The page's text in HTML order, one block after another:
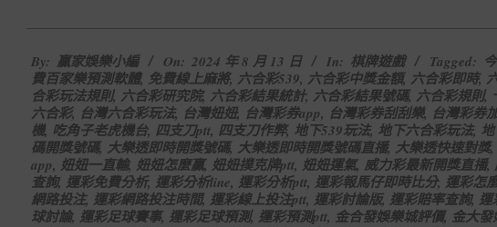
08-
13
By: 贏家娛樂小編 On: 2024 年 8 月 13 日 In: 棋牌遊戲 Tagged:
費百家樂預測軟體, 免費線上麻將, 六合彩539, 六合彩中獎金額, 六合彩即時,
合彩玩法規則, 六合彩研究院, 六合彩結果統計, 六合彩結果號碼, 六合彩規則,
六合彩, 台灣六合彩玩法, 台灣妞妞, 台灣彩券app, 台灣彩券刮刮樂, 台灣彩券
機, 吃角子老虎機台, 四支刀ptt, 四支刀作弊, 地下539玩法, 地下六合彩玩法,
碼開獎號碼, 大樂透即時開獎號碼, 大樂透即時開獎號碼直播, 大樂透快速對獎,
app, 妞妞一直輸, 妞妞怎麼贏, 妞妞撲克牌ptt, 妞妞運氣, 威力彩最新開獎直播,
查詢, 運彩免費分析, 運彩分析line, 運彩分析ptt, 運彩報馬仔即時比分, 運彩怎
網路投注, 運彩網路投注時間, 運彩線上投注ptt, 運彩討論版, 運彩賠率查詢, 運
球討論, 運彩足球賽事, 運彩足球預測, 運彩預測ptt, 金合發娛樂城評價, 金大發